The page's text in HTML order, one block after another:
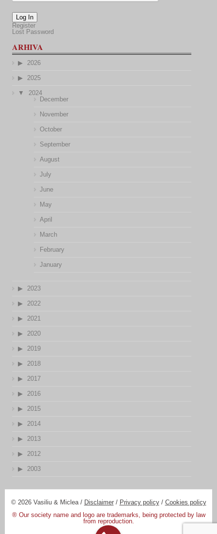
Log In
Register
Lost Password
ARHIVA
2026
2025
2024
December
November
October
September
August
July
June
May
April
March
February
January
2023
2022
2021
2020
2019
2018
2017
2016
2015
2014
2013
2012
2003
© 2026 Vasiliu & Miclea / Disclaimer/ Privacy policy/ Cookies policy
® Our society name and logo are trademarks, being protected by law
from reproduction.